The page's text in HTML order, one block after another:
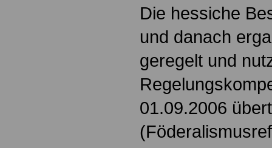
Die hessiche
und danach
geregelt und
01.09.2006